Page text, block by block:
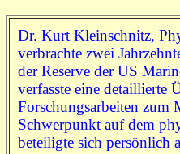
Dr. Kurt Kleinschnitz,
verbrachte zwei
der Reserve der US
verfasste eine detaillierte
Forschungsarbeiten zum
Schwerpunkt auf dem
beteiligte sich persönlich